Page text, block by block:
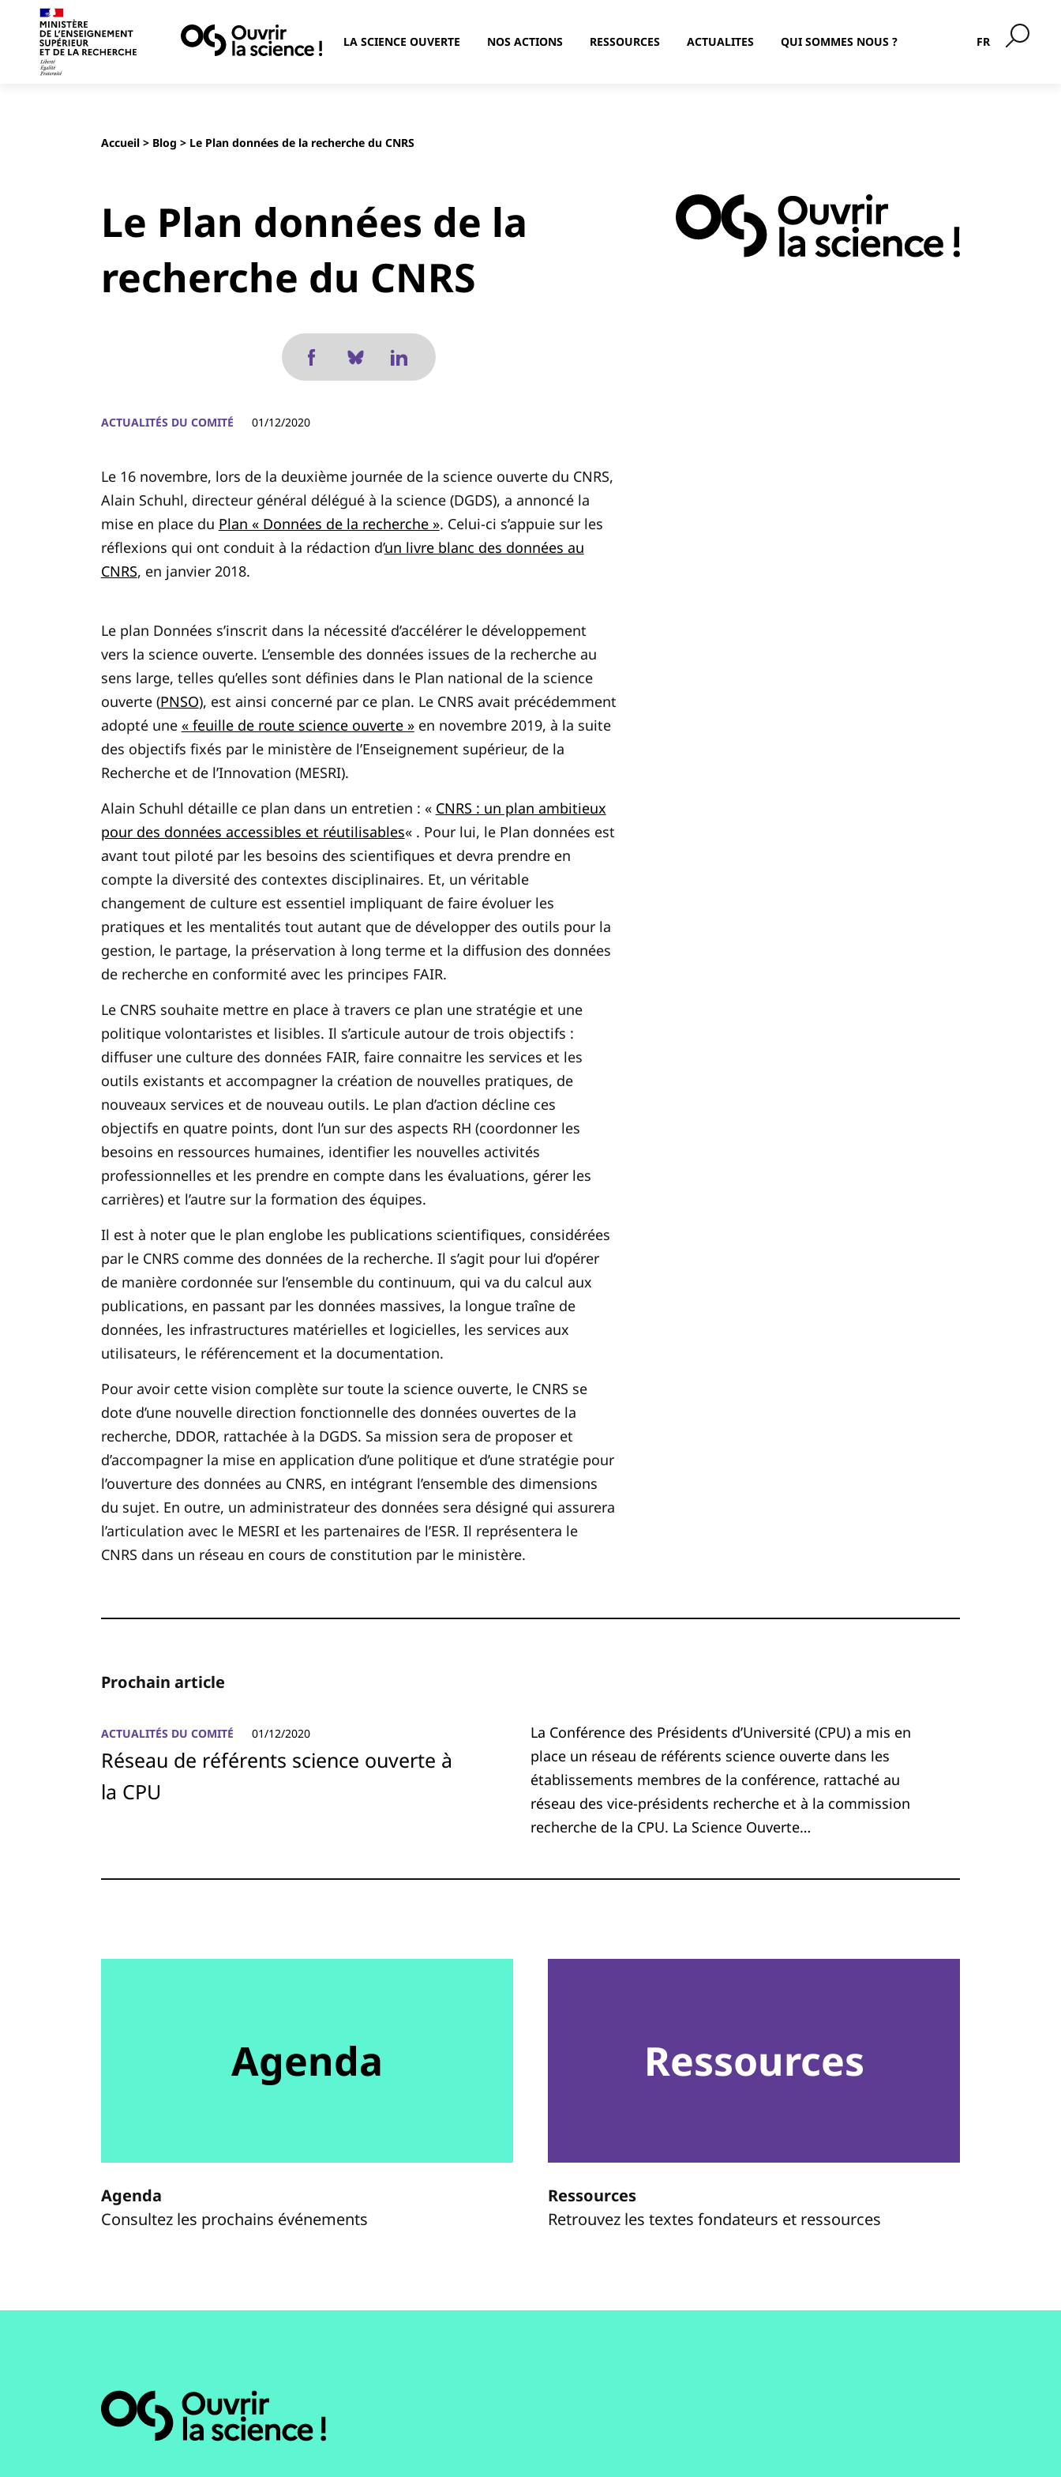
LA SCIENCE OUVERTE NOS ACTIONS RESSOURCES ACTUALITES QUI SOMMES NOUS ? FR
Accueil> Blog > Le Plan données de la recherche du CNRS
Le Plan données de la
recherche du CNRS
ACTUALITÉS DU COMITÉ 01/12/2020
Le 16 novembre, lors de la deuxième journée de la science ouverte du CNRS,
Alain Schuhl, directeur général délégué à la science (DGDS), a annoncé la
mise en place du Plan « Données de la recherche ». Celui-ci s’appuie sur les
réflexions qui ont conduit à la rédaction d’un livre blanc des données au
CNRS, en janvier 2018.
Le plan Données s’inscrit dans la nécessité d’accélérer le développement
vers la science ouverte. L’ensemble des données issues de la recherche au
sens large, telles qu’elles sont définies dans le Plan national de la science
ouverte (PNSO), est ainsi concerné par ce plan. Le CNRS avait précédemment
adopté une « feuille de route science ouverte »en novembre 2019, à la suite
des objectifs fixés par le ministère de l’Enseignement supérieur, de la
Recherche et de l’Innovation (MESRI).
Alain Schuhl détaille ce plan dans un entretien : « CNRS : un plan ambitieux
pour des données accessibles et réutilisables« . Pour lui, le Plan données est
avant tout piloté par les besoins des scientifiques et devra prendre en
compte la diversité des contextes disciplinaires. Et, un véritable
changement de culture est essentiel impliquant de faire évoluer les
pratiques et les mentalités tout autant que de développer des outils pour la
gestion, le partage, la préservation à long terme et la diffusion des données
de recherche en conformité avec les principes FAIR.
Le CNRS souhaite mettre en place à travers ce plan une stratégie et une
politique volontaristes et lisibles. Il s’articule autour de trois objectifs :
diffuser une culture des données FAIR, faire connaitre les services et les
outils existants et accompagner la création de nouvelles pratiques, de
nouveaux services et de nouveau outils. Le plan d’action décline ces
objectifs en quatre points, dont l’un sur des aspects RH (coordonner les
besoins en ressources humaines, identifier les nouvelles activités
professionnelles et les prendre en compte dans les évaluations, gérer les
carrières) et l’autre sur la formation des équipes.
Il est à noter que le plan englobe les publications scientifiques, considérées
par le CNRS comme des données de la recherche. Il s’agit pour lui d’opérer
de manière cordonnée sur l’ensemble du continuum, qui va du calcul aux
publications, en passant par les données massives, la longue traîne de
données, les infrastructures matérielles et logicielles, les services aux
utilisateurs, le référencement et la documentation.
Pour avoir cette vision complète sur toute la science ouverte, le CNRS se
dote d’une nouvelle direction fonctionnelle des données ouvertes de la
recherche, DDOR, rattachée à la DGDS. Sa mission sera de proposer et
d’accompagner la mise en application d’une politique et d’une stratégie pour
l’ouverture des données au CNRS, en intégrant l’ensemble des dimensions
du sujet. En outre, un administrateur des données sera désigné qui assurera
l’articulation avec le MESRI et les partenaires de l’ESR. Il représentera le
CNRS dans un réseau en cours de constitution par le ministère.
Prochain article
ACTUALITÉS DU COMITÉ 01/12/2020
Réseau de référents science ouverte à
la CPU
La Conférence des Présidents d’Université (CPU) a mis en
place un réseau de référents science ouverte dans les
établissements membres de la conférence, rattaché au
réseau des vice-présidents recherche et à la commission
recherche de la CPU. La Science Ouverte…
Agenda
Agenda
Consultez les prochains événements
Ressources
Ressources
Retrouvez les textes fondateurs et ressources